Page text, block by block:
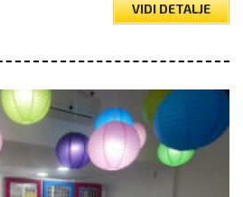
VIDI DETALJE